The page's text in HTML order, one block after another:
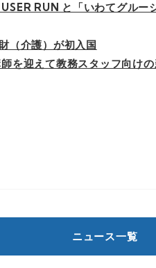
RUN と「いわてグルー
（介護）が初入国
を迎えて教務スタッフ向け
ニュース一覧